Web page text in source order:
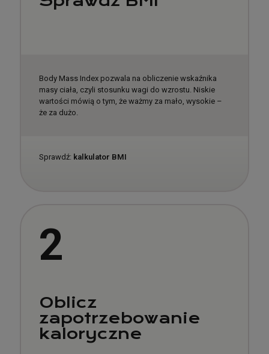
Body Mass Index pozwala na obliczenie wskaźnika
masy ciała, czyli stosunku wagi do wzrostu. Niskie
wartości mówią o tym, że ważmy za mało, wysokie –
że za dużo.
Sprawdź: kalkulator BMI
2
Oblicz
zapotrzebowanie
kaloryczne